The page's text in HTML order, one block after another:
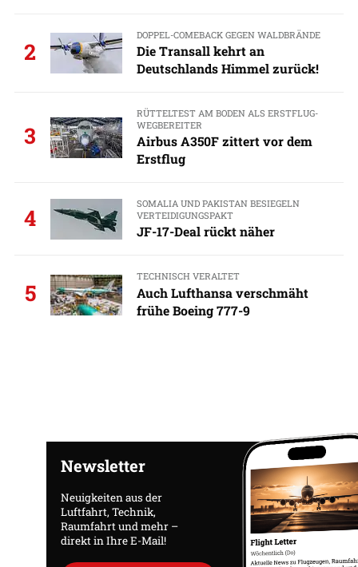
2
DOPPEL-COMEBACK GEGEN WALDBRÄNDE
Die Transall kehrt an
Deutschlands Himmel zurück!
3
RÜTTELTEST AM BODEN ALS ERSTFLUG-
WEGBEREITER
Airbus A350F zittert vor dem
Erstflug
4
SOMALIA UND PAKISTAN BESIEGELN
VERTEIDIGUNGSPAKT
JF-17-Deal rückt näher
5
TECHNISCH VERALTET
Auch Lufthansa verschmäht
frühe Boeing 777-9
Newsletter
Neuigkeiten aus der
Luftfahrt, Technik,
Raumfahrt und mehr –
direkt in Ihre E-Mail!